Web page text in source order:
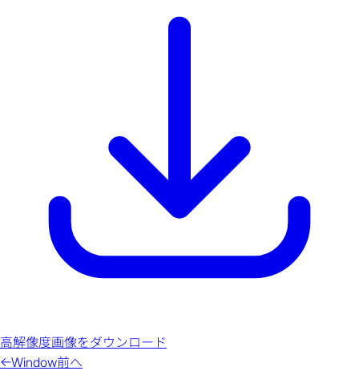
高解像度画像をダウンロード
←Window前へ